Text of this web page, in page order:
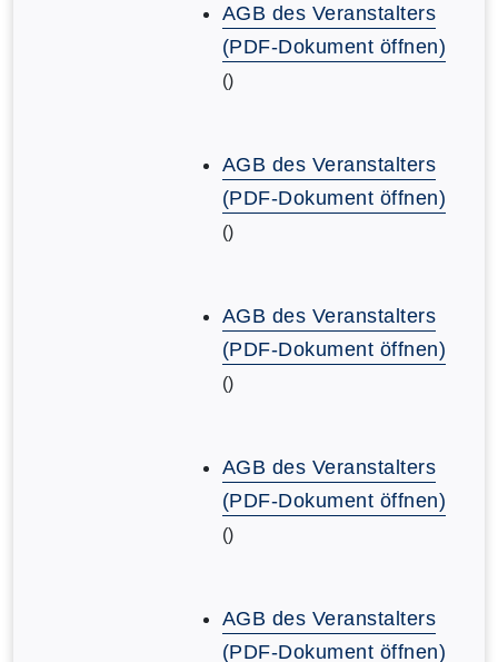
AGB des Veranstalters
(PDF-Dokument öffnen)
()
AGB des Veranstalters
(PDF-Dokument öffnen)
()
AGB des Veranstalters
(PDF-Dokument öffnen)
()
AGB des Veranstalters
(PDF-Dokument öffnen)
()
AGB des Veranstalters
(PDF-Dokument öffnen)